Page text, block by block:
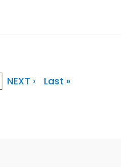
NEXT › Last »